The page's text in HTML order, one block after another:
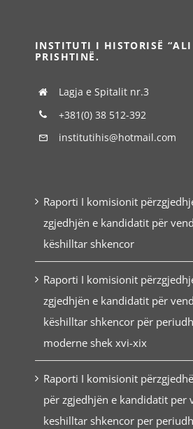
INSTITUTI I HISTORISË
PRISHTINË.
Lagja e Spitalit nr.3
+381(0) 38 512-392
institutihis@hotmail.com
Raporti I komisionit
zgjedhjën e kandidatit për
këshilltar shkencor
Raporti I komisionit
zgjedhjën e kandidatit për
këshilltar shkencor për
moderne shek xvi-xix
Raporti I komisionit
për zgjedhjën e kandidatit per
keshilltar shkencor per